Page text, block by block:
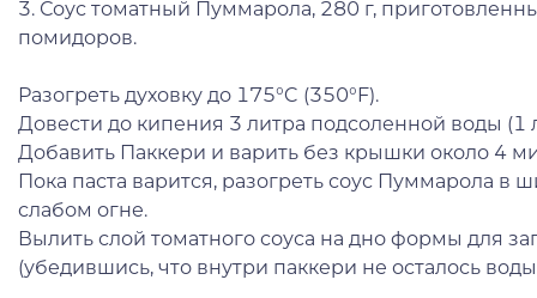
3. Соус томатный Пуммарола, 280 г,
помидоров.
Разогреть духовку до 175°C (350°F).
Довести до кипения 3 литра подсоленной воды (1
Добавить Паккери и варить без крышки около 4
Пока паста варится, разогреть соус Пуммарола в
слабом огне.
Вылить слой томатного соуса на дно формы для
(убедившись, что внутри паккери не осталось